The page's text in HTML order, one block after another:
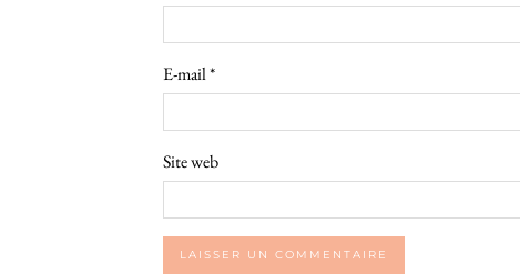
E-mail*
Site web